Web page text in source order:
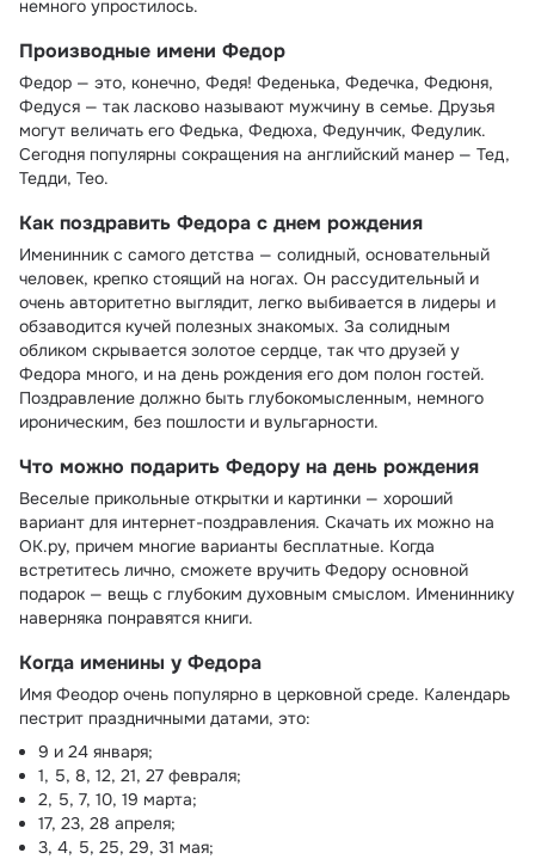
немного упростилось.
Производные имени Федор
Федор — это, конечно, Федя! Феденька, Федечка, Федюня,
Федуся — так ласково называют мужчину в семье. Друзья
могут величать его Федька, Федюха, Федунчик, Федулик.
Сегодня популярны сокращения на английский манер — Тед,
Тедди, Тео.
Как поздравить Федора с днем рождения
Именинник с самого детства — солидный, основательный
человек, крепко стоящий на ногах. Он рассудительный и
очень авторитетно выглядит, легко выбивается в лидеры и
обзаводится кучей полезных знакомых. За солидным
обликом скрывается золотое сердце, так что друзей у
Федора много, и на день рождения его дом полон гостей.
Поздравление должно быть глубокомысленным, немного
ироническим, без пошлости и вульгарности.
Что можно подарить Федору на день рождения
Веселые прикольные открытки и картинки — хороший
вариант для интернет-поздравления. Скачать их можно на
ОК.ру, причем многие варианты бесплатные. Когда
встретитесь лично, сможете вручить Федору основной
подарок — вещь с глубоким духовным смыслом. Имениннику
наверняка понравятся книги.
Когда именины у Федора
Имя Феодор очень популярно в церковной среде. Календарь
пестрит праздничными датами, это:
9 и 24 января;
1, 5, 8, 12, 21, 27 февраля;
2, 5, 7, 10, 19 марта;
17, 23, 28 апреля;
3, 4, 5, 25, 29, 31 мая;